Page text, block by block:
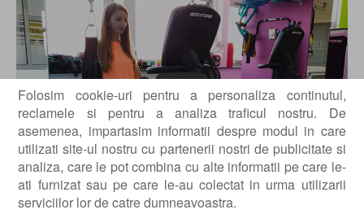
Folosim cookie-uri pentru a personaliza continutul,
reclamele si pentru a analiza traficul nostru. De
asemenea, impartasim informatii despre modul in care
utilizati site-ul nostru cu partenerii nostri de publicitate si
analiza, care le pot combina cu alte informatii pe care le-
ati furnizat sau pe care le-au colectat in urma utilizarii
serviciilor lor de catre dumneavoastra.
Play